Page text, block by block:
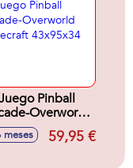
Pinball
Overworld
Minecraft
cm
meses 59,95 €